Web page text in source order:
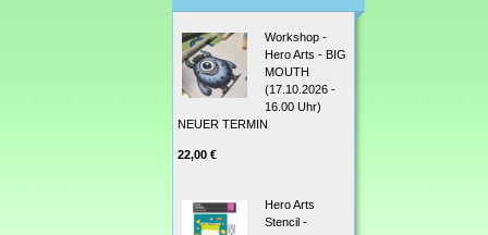
Workshop -
Hero Arts - BIG
MOUTH
(17.10.2026 -
16.00 Uhr)
NEUER TERMIN
22,00 €
Hero Arts
Stencil -